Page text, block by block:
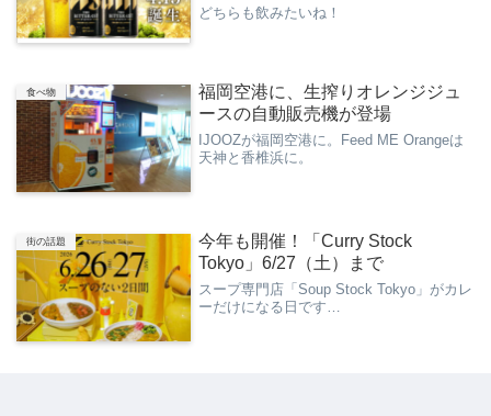
どちらも飲みたいね！
食べ物
福岡空港に、生搾りオレンジジュ
ースの自動販売機が登場
IJOOZが福岡空港に。Feed ME Orangeは
天神と香椎浜に。
街の話題
今年も開催！「Curry Stock
Tokyo」6/27（土）まで
スープ専門店「Soup Stock Tokyo」がカレ
ーだけになる日です…